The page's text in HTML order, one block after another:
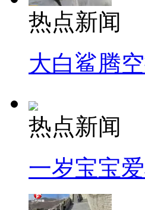
热点新闻
大白鲨腾
热点新闻
一岁宝宝